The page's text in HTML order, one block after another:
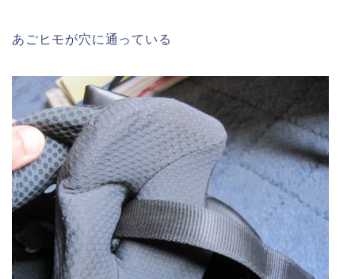
あごヒモが穴に通っている